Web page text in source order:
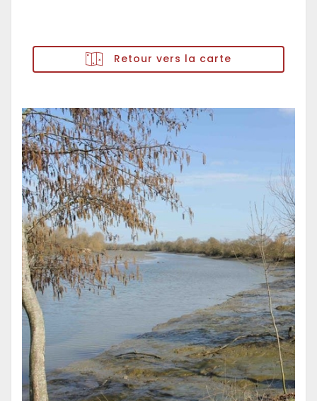
Retour vers la carte